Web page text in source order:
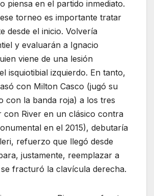
piensa en el partido inmediato.
torneo es importante tratar
desde el inicio. Volvería
y evaluarán a Ignacio
viene de una lesión
isquiotibial izquierdo. En tanto,
con Milton Casco (jugó su
con la banda roja) a los tres
con River en un clásico contra
en el 2015), debutaría
refuerzo que llegó desde
justamente, reemplazar a
fracturó la clavícula derecha.